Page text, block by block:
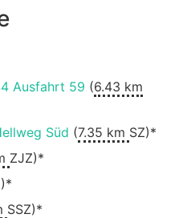
Ausfahrt 59 (6.43 km
Süd (7.35 km SZ)*
ZJZ)*
SSZ)*